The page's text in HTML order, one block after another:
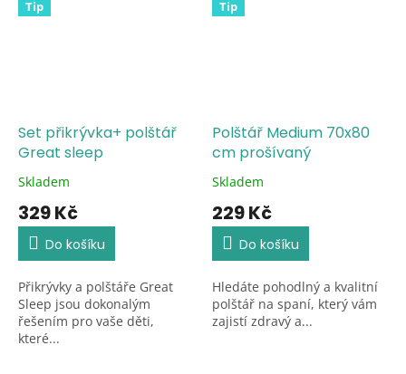
Tip
Set přikrývka+ polštář
Great sleep
Průměrné
hodnocení
produktu
5,0
5
hvězdiček.
Skladem
329 Kč
Do košíku
Přikrývky a polštáře Great
Sleep jsou dokonalým
řešením pro vaše děti,
které...
Tip
Polštář Medium 70x80
cm prošívaný
Průměrné
hodnocení
produktu
5,0
5
hvězdiček.
Skladem
229 Kč
Do košíku
Hledáte pohodlný a kvalitní
polštář na spaní, který vám
zajistí zdravý a...